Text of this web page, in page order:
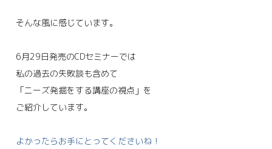
そんな風に感じています。
6月29日発売のCDセミナーでは
私の過去の失敗談も含めて
「ニーズ発掘をする講座の視点」を
ご紹介しています。
よかったらお手にとってくださいね！